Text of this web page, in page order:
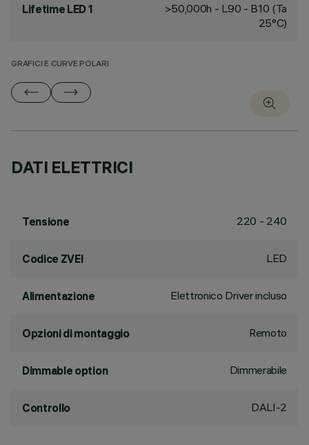
Lifetime LED 1
>50,000h - L90 - B10 (Ta
25°C)
GRAFICI E CURVE POLARI
DATI ELETTRICI
Tensione 220 - 240
Codice ZVEI LED
Alimentazione Elettronico Driver incluso
Opzioni di montaggio Remoto
Dimmable option Dimmerabile
Controllo DALI-2